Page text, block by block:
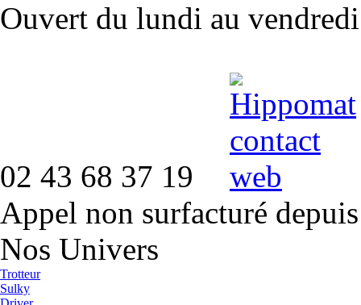
Ouvert du lundi au
02 43 68 37 19
Appel non surfacturé
Nos Univers
Trotteur
Sulky